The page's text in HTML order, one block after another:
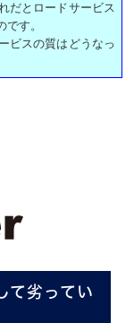
だとロードサービス
す。
ビスの質はどうなっ
て劣ってい